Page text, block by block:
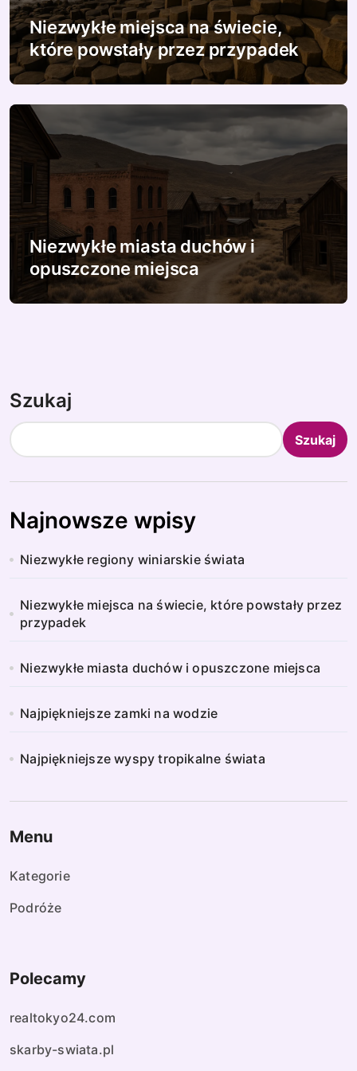
Niezwykłe miejsca na świecie,
które powstały przez przypadek
Niezwykłe miasta duchów i
opuszczone miejsca
Szukaj
Szukaj
Najnowsze wpisy
Niezwykłe regiony winiarskie świata
Niezwykłe miejsca na świecie, które powstały przez
przypadek
Niezwykłe miasta duchów i opuszczone miejsca
Najpiękniejsze zamki na wodzie
Najpiękniejsze wyspy tropikalne świata
Menu
Kategorie
Podróże
Polecamy
realtokyo24.com
skarby-swiata.pl